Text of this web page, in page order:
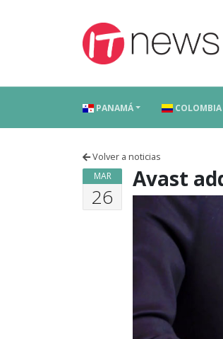
PANAMÁ COLOMBIA
Volver a noticias
MAR
26
Avast